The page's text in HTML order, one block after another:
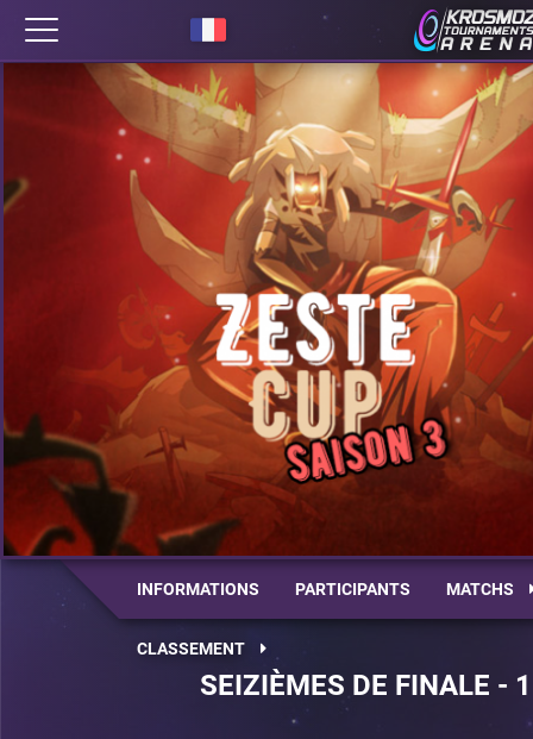
INFORMATIONS PARTICIPANTS MATCHS
CLASSEMENT
SEIZIÈMES DE FINALE